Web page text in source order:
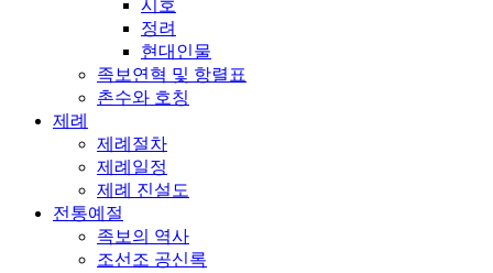
시호
정려
현대인물
족보연혁 및 항렬표
촌수와 호칭
제례
제례절차
제례일정
제례 진설도
전통예절
족보의 역사
조선조 공신록